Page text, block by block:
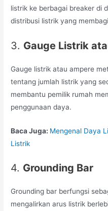
listrik ke berbagai breaker di
distribusi listrik yang
3. Gauge Listrik
Gauge listrik atau ampere
tentang jumlah listrik yang
membantu pemilik rumah
penggunaan daya.
Baca Juga: Mengenal Daya
Listrik
4. Grounding Bar
Grounding bar berfungsi
mengalirkan arus listrik